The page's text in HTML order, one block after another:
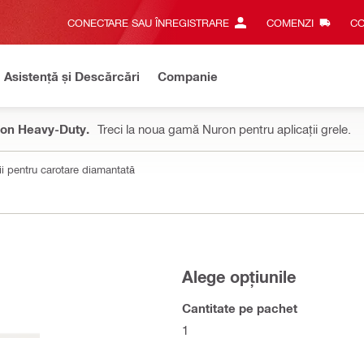
CONECTARE SAU ÎNREGISTRARE COMENZI
Asistență și Descărcări Companie
Heavy-Duty. Treci la noua gamă Nuron pentru aplicații grele.
pentru carotare diamantată
Alege opțiunile
Cantitate pe pachet
1